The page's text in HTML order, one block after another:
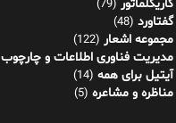
کاریکلماتور (79)
گفتاورد (48)
مجموعه اشعار (122)
مدیریت فناوری اطلاعات و چارچوب ITIL
آیتیل برای همه (14)
مناظره و مشاعره (5)